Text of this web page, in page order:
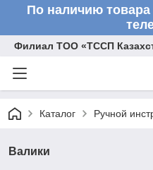
По наличию
Филиал ТОО «ТССП
Каталог Ручной
Валики